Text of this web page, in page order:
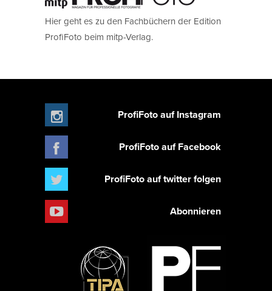
Hier geht es zu den Fachbüchern der Edition
ProfiFoto beim mitp-Verlag.
ProfiFoto auf Instagram
ProfiFoto auf Facebook
ProfiFoto auf twitter folgen
Abonnieren